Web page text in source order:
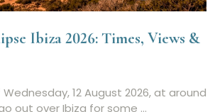
Ibiza 2026: Times, Views &
12 August 2026, at around
out over Ibiza for some …